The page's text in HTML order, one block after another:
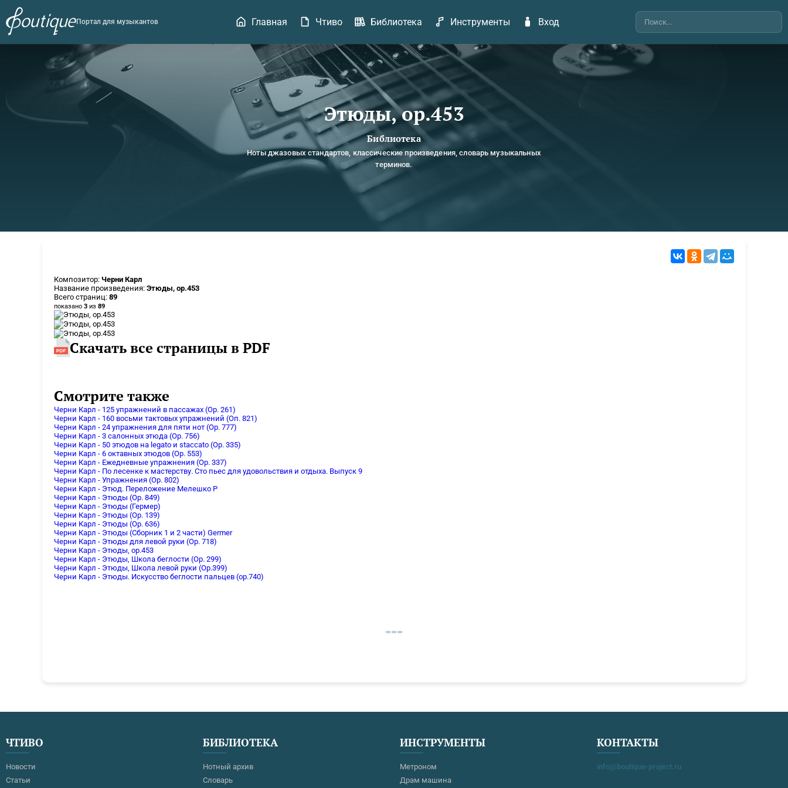
Портал для музыкантов Главная Чтиво Библиотека Инструменты Вход
Этюды, op.453
Библиотека
Ноты джазовых стандартов, классические произведения, словарь музыкальных
терминов.
Композитор: Черни Карл
Название произведения: Этюды, op.453
Всего страниц: 89
показано 3 из 89
Скачать все страницы в PDF
Смотрите также
Черни Карл - 125 упражнений в пассажах (Op. 261)
Черни Карл - 160 восьми тактовых упражнений (Оп. 821)
Черни Карл - 24 упражнения для пяти нот (Op. 777)
Черни Карл - 3 салонных этюда (Op. 756)
Черни Карл - 50 этюдов на legato и staccato (Оp. 335)
Черни Карл - 6 октавных этюдов (Op. 553)
Черни Карл - Ежедневные упражнения (Оp. 337)
Черни Карл - По лесенке к мастерству. Сто пьес для удовольствия и отдыха. Выпуск 9
Черни Карл - Упражнения (Op. 802)
Черни Карл - Этюд. Переложение Мелешко Р
Черни Карл - Этюды (Op. 849)
Черни Карл - Этюды (Гермер)
Черни Карл - Этюды (Оp. 139)
Черни Карл - Этюды (Оp. 636)
Черни Карл - Этюды (Сборник 1 и 2 части) Germer
Черни Карл - Этюды для левой руки (Op. 718)
Черни Карл - Этюды, op.453
Черни Карл - Этюды, Школа беглости (Ор. 299)
Черни Карл - Этюды, Школа левой руки (Оp.399)
Черни Карл - Этюды. Искусство беглости пальцев (ор.740)
ЧТИВО
Новости
Статьи
БИБЛИОТЕКА
Нотный архив
Словарь
ИНСТРУМЕНТЫ
Метроном
Драм машина
КОНТАКТЫ
info@boutique-project.ru